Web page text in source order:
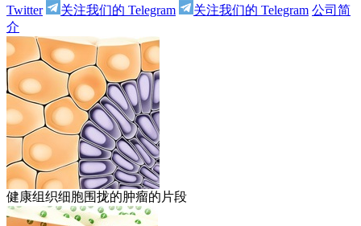
Twitter
关注我们的 Telegram 关注我们的 Telegram 公司简
介
健康组织细胞围拢的肿瘤的片段